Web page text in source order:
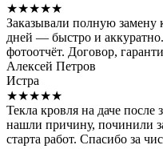
★★★★★
Заказывали полную замену
дней — быстро и
фотоотчёт. Договор,
Алексей Петров
Истра
★★★★★
Текла кровля на даче
нашли причину, починили
старта работ. Спасибо за